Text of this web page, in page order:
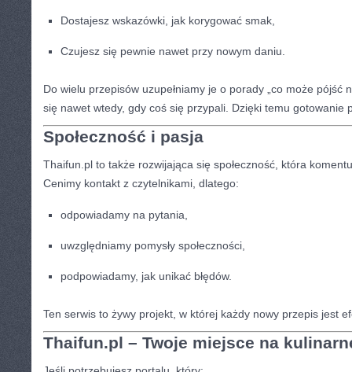
Dostajesz wskazówki, jak korygować smak,
Czujesz się pewnie nawet przy nowym daniu.
Do wielu przepisów uzupełniamy je o porady „co może pójść
się nawet wtedy, gdy coś się przypali. Dzięki temu gotowanie
Społeczność i pasja
Thaifun.pl to także rozwijająca się społeczność, która
Cenimy kontakt z czytelnikami, dlatego:
odpowiadamy na pytania,
uwzględniamy pomysły społeczności,
podpowiadamy, jak unikać błędów.
Ten serwis to żywy projekt, w której każdy nowy przepis jest
Thaifun.pl – Twoje miejsce na